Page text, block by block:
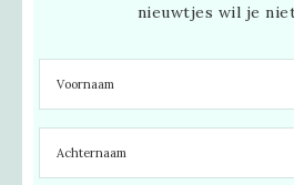
nieuwtjes wil je